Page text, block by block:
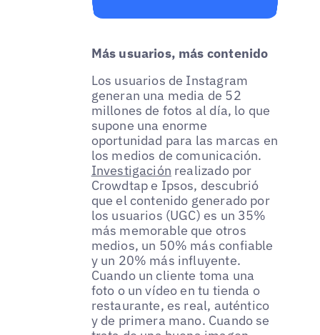
Más usuarios, más contenido
Los usuarios de Instagram
generan una media de 52
millones de fotos al día, lo que
supone una enorme
oportunidad para las marcas en
los medios de comunicación.
Investigación realizado por
Crowdtap e Ipsos, descubrió
que el contenido generado por
los usuarios (UGC) es un 35%
más memorable que otros
medios, un 50% más confiable
y un 20% más influyente.
Cuando un cliente toma una
foto o un vídeo en tu tienda o
restaurante, es real, auténtico
y de primera mano. Cuando se